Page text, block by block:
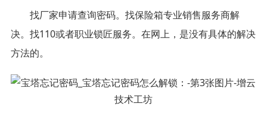
找厂家申请查询密码。找保险箱专业销售服务商解
决。找110或者职业锁匠服务。在网上，是没有具体的解决
方法的。